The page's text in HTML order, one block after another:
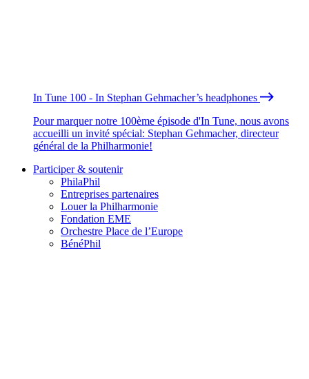
In Tune 100 - In Stephan Gehmacher’s headphones
Pour marquer notre 100ème épisode d'In Tune, nous avons
accueilli un invité spécial: Stephan Gehmacher, directeur
général de la Philharmonie!
Participer & soutenir
PhilaPhil
Entreprises partenaires
Louer la Philharmonie
Fondation EME
Orchestre Place de l’Europe
BénéPhil